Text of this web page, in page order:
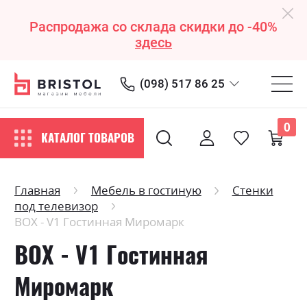
Распродажа со склада скидки до -40%
здесь
(098) 517 86 25
КАТАЛОГ ТОВАРОВ
0
Главная Мебель в гостиную
Стенки
под телевизор
ВОХ - V1 Гостинная Миромарк
ВОХ - V1 Гостинная
Миромарк